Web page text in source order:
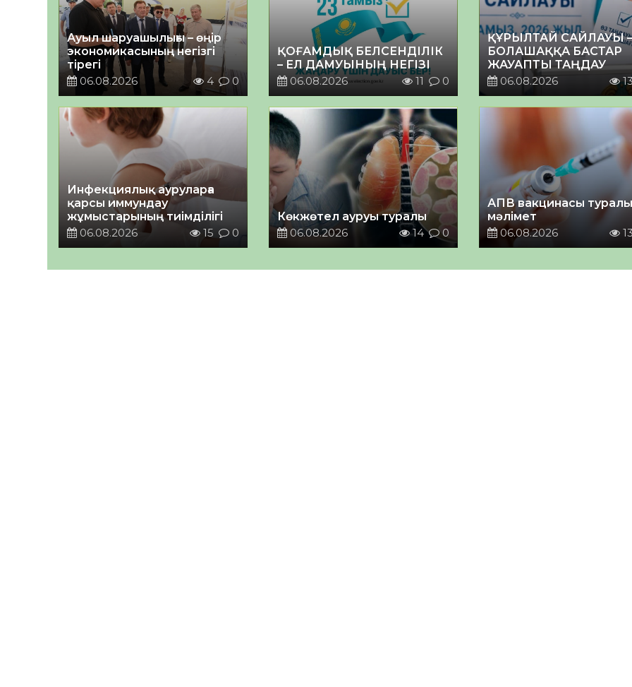
Ауыл шаруашылығы – өңір
экономикасының негізгі
тірегі
06.08.2026
4 0
ҚОҒАМДЫҚ БЕЛСЕНДІЛІК
– ЕЛ ДАМУЫНЫҢ НЕГІЗІ
06.08.2026
11 0
ҚҰРЫЛТАЙ САЙЛАУЫ –
БОЛАШАҚҚА БАСТАР
ЖАУАПТЫ ТАҢДАУ
06.08.2026
13
Инфекциялық ауруларға
қарсы иммундау
жұмыстарының тиімділігі
06.08.2026
15 0
Көкжөтел ауруы туралы
06.08.2026
14 0
АПВ вакцинасы туралы
мәлімет
06.08.2026
13